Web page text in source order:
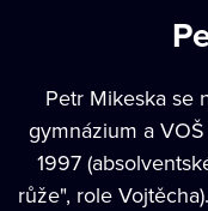
Petr Mikeska se
gymnázium a
1997
růže", role